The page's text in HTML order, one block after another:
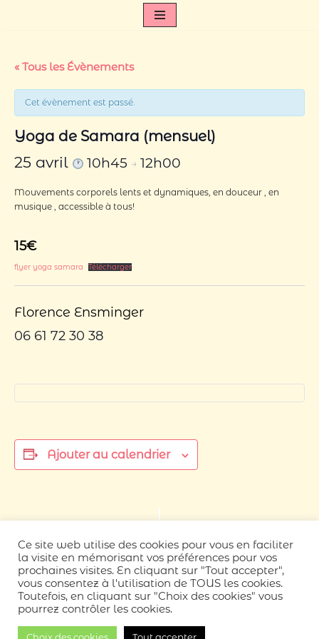
contenu
« Tous les Évènements
Cet évènement est passé.
Yoga de Samara (mensuel)
25 avril
10h45 →12h00
Mouvements corporels lents et dynamiques, en douceur , en
musique , accessible à tous!
15€
flyer yoga samara Télécharger
Florence Ensminger
06 61 72 30 38
Ajouter au calendrier
Évènement
Qi Gong hebdo
(avancé⋅es)
Qi Gong (tous
niveaux)»
Neve| Propulsé par
Ce site web utilise des cookies pour vous en faciliter
la visite en mémorisant vos préférences pour vos
prochaines visites. En cliquant sur "Tout accepter",
vous consentez à l'utilisation de TOUS les cookies.
Toutefois, en cliquant sur "Choix des cookies" vous
pourrez contrôler les cookies.